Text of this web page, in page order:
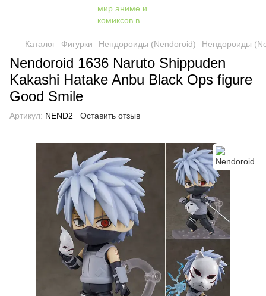
Каталог Фигурки Нендороиды (Nendoroid) Нендороиды
Nendoroid 1636 Naruto Shippuden
Kakashi Hatake Anbu Black Ops figure
Good Smile
Артикул: NEND2 Оставить отзыв